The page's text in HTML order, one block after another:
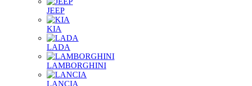
JEEP
KIA
LADA
LAMBORGHINI
LANCIA